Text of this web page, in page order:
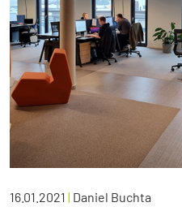
16.01.2021 | Daniel Buchta